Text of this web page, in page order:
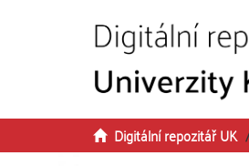
Digitální repozitář UK